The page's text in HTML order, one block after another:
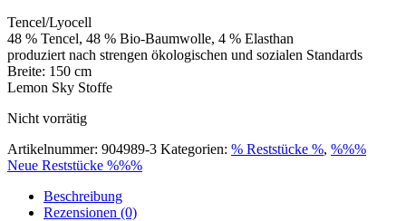
Tencel/Lyocell
48 % Tencel, 48 % Bio-Baumwolle, 4 % Elasthan
produziert nach strengen ökologischen und sozialen Standards
Breite: 150 cm
Lemon Sky Stoffe
Nicht vorrätig
Artikelnummer: 904989-3 Kategorien: % Reststücke %, %%%
Neue Reststücke %%%
Beschreibung
Rezensionen (0)